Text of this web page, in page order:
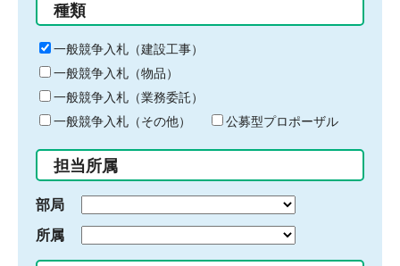
る
キ
ー
ワ
ー
ド
入
力
種類
一般競争入札（建設工事）
一般競争入札（物品）
一般競争入札（業務委託）
一般競争入札（その他）
公募型プロポーザル
担当所属
部局
所属